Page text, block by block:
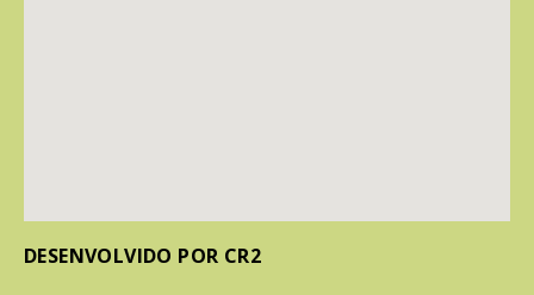
DESENVOLVIDO POR CR2